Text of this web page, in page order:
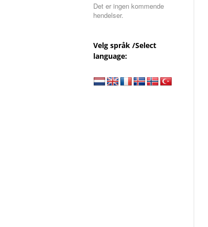
Det er ingen kommende
hendelser.
Velg språk /Select
language: